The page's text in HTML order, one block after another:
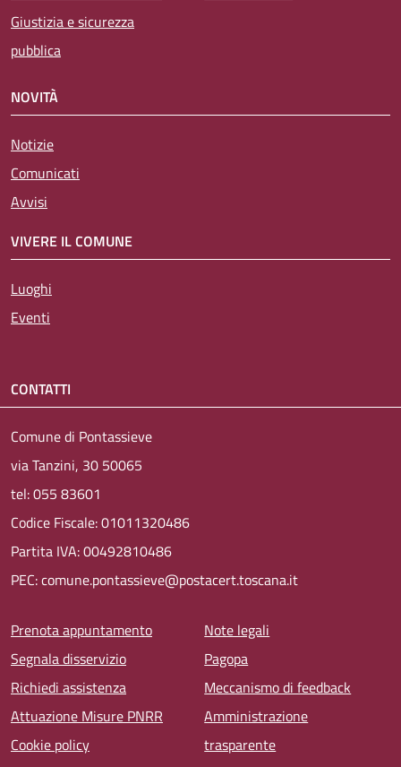
Giustizia e sicurezza
pubblica
NOVITÀ
Notizie
Comunicati
Avvisi
VIVERE IL COMUNE
Luoghi
Eventi
CONTATTI
Comune di Pontassieve
via Tanzini, 30 50065
tel: 055 83601
Codice Fiscale: 01011320486
Partita IVA: 00492810486
PEC: comune.pontassieve@postacert.toscana.it
Menu piè di pagina
Prenota appuntamento
Segnala disservizio
Richiedi assistenza
Attuazione Misure PNRR
Cookie policy
Note legali
Pagopa
Meccanismo di feedback
Amministrazione
trasparente